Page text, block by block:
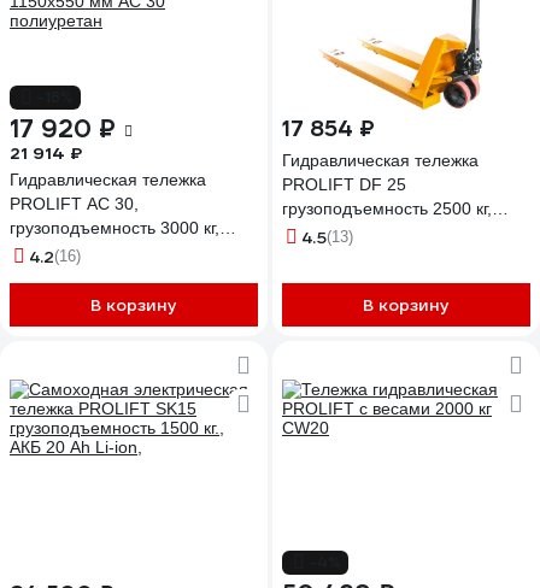
17 920 ₽
21 914 ₽
Гидравлическая тележка
PROLIFT AC 30,
грузоподъемность 3000 кг,
колеса полиуретан, вилы
полиуретан
4.2(16)
В корзину
17 854 ₽
Гидравлическая тележка
PROLIFT DF 25
грузоподъемность 2500 кг,
колеса полиуретан, вилы
4.5(13)
В корзину